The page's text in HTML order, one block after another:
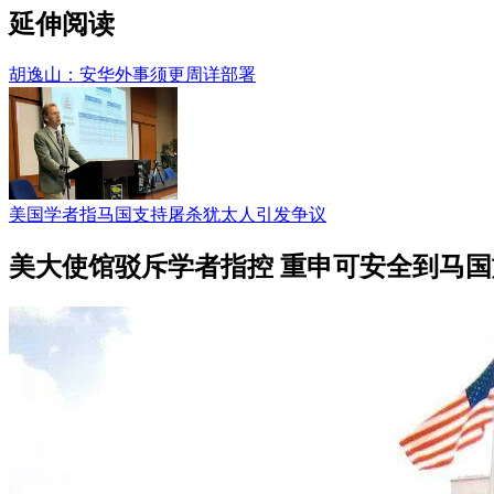
延伸阅读
胡逸山：安华外事须更周详部署
美国学者指马国支持屠杀犹太人引发争议
美大使馆驳斥学者指控 重申可安全到马